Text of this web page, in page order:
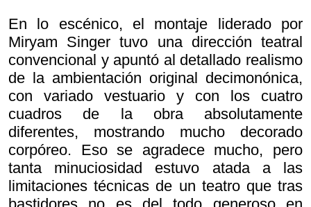
En lo escénico, el montaje liderado por
Miryam Singer tuvo una dirección teatral
convencional y apuntó al detallado realismo
de la ambientación original decimonónica,
con variado vestuario y con los cuatro
cuadros de la obra absolutamente
diferentes, mostrando mucho decorado
corpóreo. Eso se agradece mucho, pero
tanta minuciosidad estuvo atada a las
limitaciones técnicas de un teatro que tras